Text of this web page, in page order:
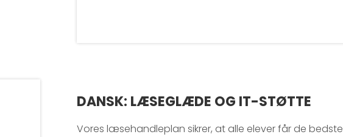
DANSK: LÆSEGLÆDE OG IT-STØTTE
Vores læsehandleplan sikrer, at alle elever får de bedste